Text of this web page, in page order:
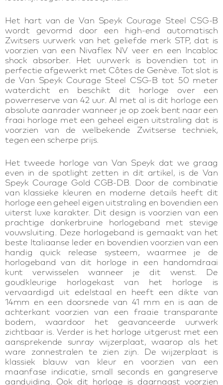
Het hart van de Van Speyk Courage Steel CSG-B
wordt gevormd door een high-end automatisch
Zwitsers uurwerk van het geliefde merk STP, dat is
voorzien van een Nivaflex NV veer en een Incabloc
shock absorber. Het uurwerk is bovendien tot in
perfectie afgewerkt met Côtes de Genève. Tot slot is
de Van Speyk Courage Steel CSG-B tot 50 meter
waterdicht en beschikt dit horloge over een
powerreserve van 42 uur. Al met al is dit horloge een
absolute aanrader wanneer je op zoek bent naar een
fraai horloge met een geheel eigen uitstraling dat is
voorzien van de welbekende Zwitserse techniek,
tegen een scherpe prijs.
Het tweede horloge van Van Speyk dat we graag
even in de spotlight zetten in dit artikel, is de Van
Speyk Courage Gold CGB-DB. Door de combinatie
van klassieke kleuren en moderne details heeft dit
horloge een geheel eigen uitstraling en bovendien een
uiterst luxe karakter. Dit design is voorzien van een
prachtige donkerbruine horlogeband met stevige
vouwsluiting. Deze horlogeband is gemaakt van het
beste Italiaanse leder en bovendien voorzien van een
handig quick release systeem, waarmee je de
horlogeband van dit horloge in een handomdraai
kunt verwisselen wanneer je dit wenst. De
goudkleurige horlogekast van het horloge is
vervaardigd uit edelstaal en heeft een dikte van
14mm en een doorsnede van 41 mm en is aan de
achterkant voorzien van een fraaie transparante
bodem, waardoor het geavanceerde uurwerk
zichtbaar is. Verder is het horloge uitgerust met een
aansprekende sunray wijzerplaat, waarop als het
ware zonnestralen te zien zijn. De wijzerplaat is
klassiek blauw van kleur en voorzien van een
maanfase indicatie, small seconds en gangreserve
aanduiding. Ook dit horloge is daarnaast voorzien